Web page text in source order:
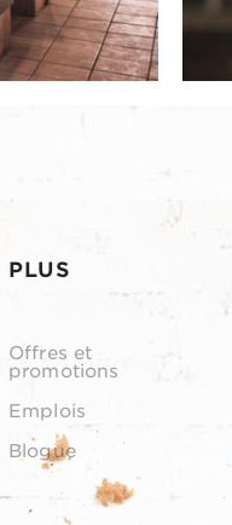
PLUS
Offres et
promotions
Emplois
Blogue